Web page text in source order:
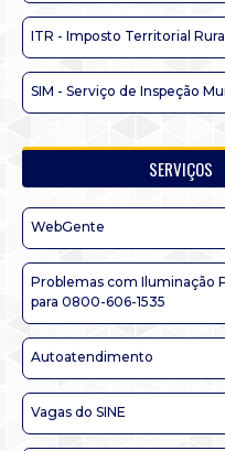
ITR - Imposto Territorial Rural
SIM - Serviço de Inspeção
SERVIÇOS
WebGente
Problemas com Iluminação
para 0800-606-1535
Autoatendimento
Vagas do SINE